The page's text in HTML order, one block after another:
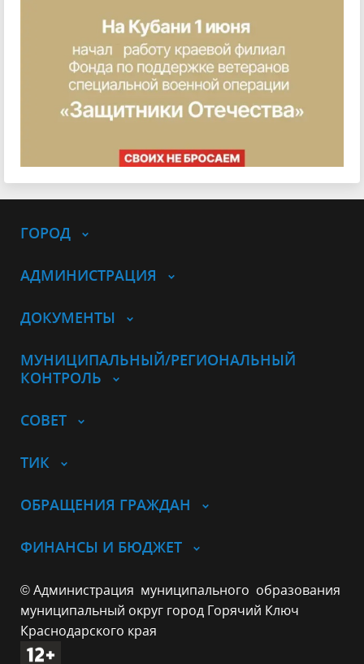
ГОРОД
АДМИНИСТРАЦИЯ
ДОКУМЕНТЫ
МУНИЦИПАЛЬНЫЙ/РЕГИОНАЛЬНЫЙ
КОНТРОЛЬ
СОВЕТ
ТИК
ОБРАЩЕНИЯ ГРАЖДАН
ФИНАНСЫ И БЮДЖЕТ
© Администрация муниципального образования
муниципальный округ город Горячий Ключ
Краснодарского края